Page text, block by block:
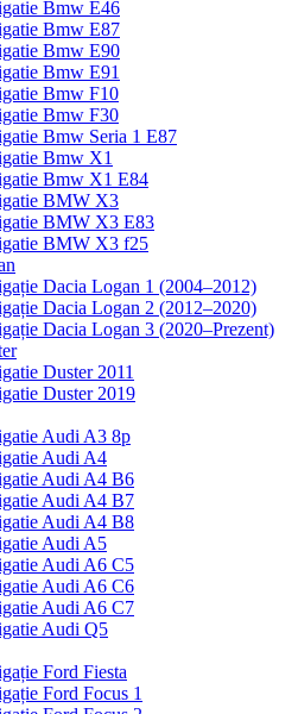
Bmw E46
Bmw E87
Bmw E90
Bmw E91
Bmw F10
Bmw F30
Bmw Seria 1 E87
Bmw X1
Bmw X1 E84
BMW X3
BMW X3 E83
BMW X3 f25
Dacia Logan 1 (2004–2012)
Dacia Logan 2 (2012–2020)
Dacia Logan 3 (2020–Prezent)
Duster 2011
Duster 2019
Audi A3 8p
Audi A4
Audi A4 B6
Audi A4 B7
Audi A4 B8
Audi A5
Audi A6 C5
Audi A6 C6
Audi A6 C7
Audi Q5
Ford Fiesta
Ford Focus 1